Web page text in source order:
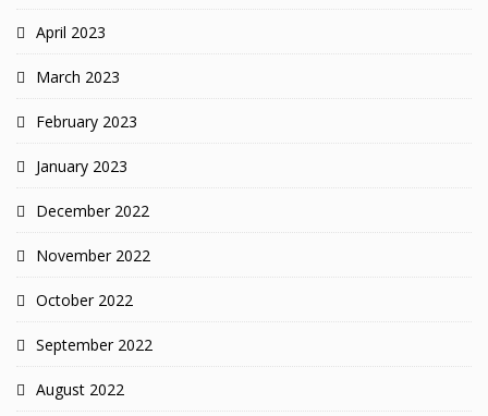
April 2023
March 2023
February 2023
January 2023
December 2022
November 2022
October 2022
September 2022
August 2022